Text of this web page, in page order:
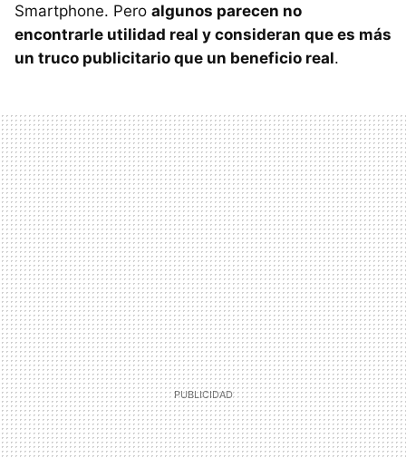
Smartphone. Pero algunos parecen no
encontrarle utilidad real y consideran que es más
un truco publicitario que un beneficio real.